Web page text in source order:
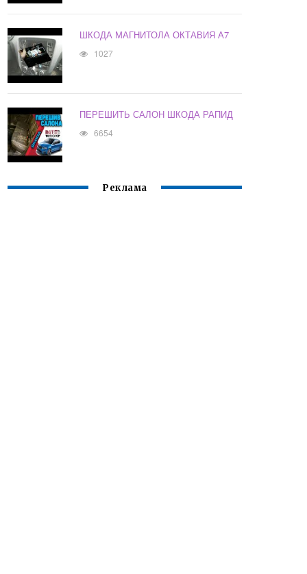
ШКОДА МАГНИТОЛА ОКТАВИЯ А7
1027
ПЕРЕШИТЬ САЛОН ШКОДА РАПИД
6654
Реклама